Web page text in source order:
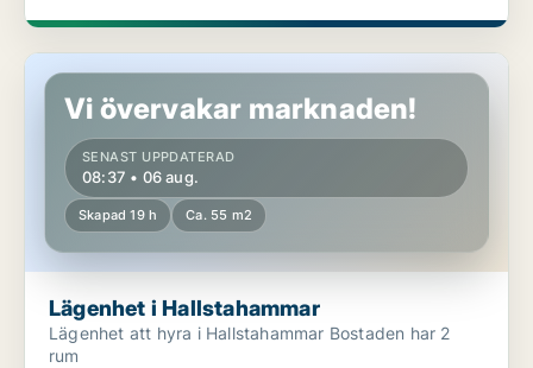
Lägenhet i Hallstahammar
Vi övervakar marknaden!
SENAST UPPDATERAD
08:37 • 06 aug.
Skapad 19 h Ca. 55 m2
Lägenhet i Hallstahammar
Lägenhet att hyra i Hallstahammar Bostaden har 2
rum